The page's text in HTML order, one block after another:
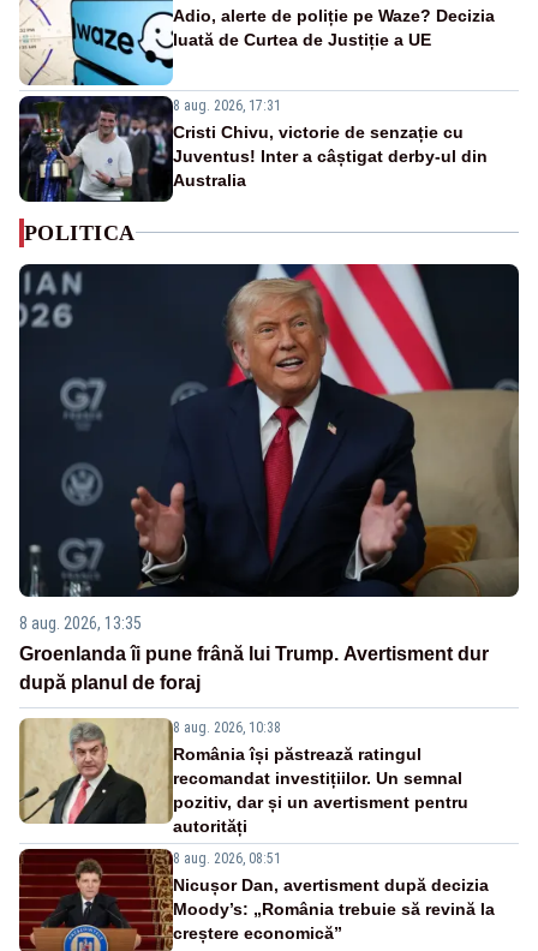
Adio, alerte de poliție pe Waze? Decizia
luată de Curtea de Justiție a UE
8 aug. 2026, 17:31
Cristi Chivu, victorie de senzație cu
Juventus! Inter a câștigat derby-ul din
Australia
POLITICA
8 aug. 2026, 13:35
Groenlanda îi pune frână lui Trump. Avertisment dur
după planul de foraj
8 aug. 2026, 10:38
România își păstrează ratingul
recomandat investițiilor. Un semnal
pozitiv, dar și un avertisment pentru
autorități
8 aug. 2026, 08:51
Nicușor Dan, avertisment după decizia
Moody’s: „România trebuie să revină la
creștere economică”